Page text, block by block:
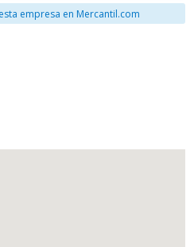
empresa en Mercantil.com